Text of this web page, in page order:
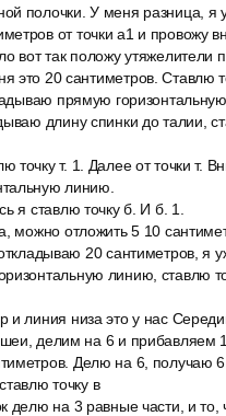
полочки. У меня разница, я
от точки a1 и провожу
вот так положу
это 20 сантиметров. Ставлю
прямую
длину спинки до талии,
точку т. 1. Далее от точки т.
линию.
я ставлю точку б. И б. 1.
можно отложить 5 10
20 сантиметров, я
линию, ставлю
и линия низа это у нас
делим на 6 и прибавляем
Делю на 6, получаю 6
точку в
делю на 3 равные части, и